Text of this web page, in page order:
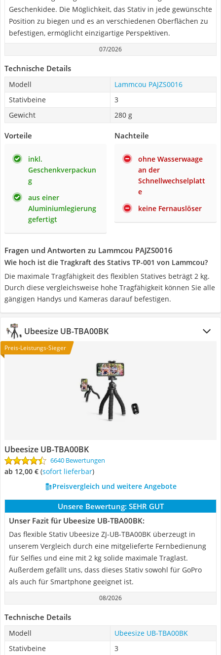
Geschenkidee. Die Möglichkeit, das Stativ in jede gewünschte
Position zu biegen und es an verschiedenen Oberflächen zu
befestigen, ermöglicht einzigartige Perspektiven.
07/2026
Technische Details
Modell
Lammcou PAJZS0016
Stativbeine
3
Gewicht
280 g
Vorteile
inkl.
Geschenkverpackun
g
aus einer
Aluminiumlegierung
gefertigt
Nachteile
ohne Wasserwaage
an der
Schnellwechselplatt
e
keine Fernauslöser
Fragen und Antworten zu Lammcou PAJZS0016
Wie hoch ist die Tragkraft des Stativs TP-001 von Lammcou?
Die maximale Tragfähigkeit des flexiblen Statives beträgt 2 kg.
Durch diese vergleichsweise hohe Tragfähigkeit können Sie alle
gängigen Handys und Kameras darauf befestigen.
Ubeesize UB-TBA00BK
Preis-Leistungs-Sieger
Ubeesize UB-TBA00BK
6640 Bewertungen
ab 12,00 € ( Sofort lieferbar)
Preisvergleich und weitere Angebote
Unsere Bewertung: SEHR GUT
Unser Fazit für Ubeesize UB-TBA00BK:
Das flexible Stativ Ubeesize ‎ZJ-UB-TBA00BK überzeugt in
unserem Vergleich durch eine mitgelieferte Fernbedienung
für Selfies und eine mit 2 kg solide maximale Traglast.
Außerdem gefällt uns, dass dieses Stativ sowohl für GoPro
als auch für Smartphone geeignet ist.
08/2026
Technische Details
Modell
Ubeesize UB-TBA00BK
Stativbeine
3